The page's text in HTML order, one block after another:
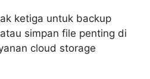
ketiga untuk backup
simpan file penting di
cloud storage